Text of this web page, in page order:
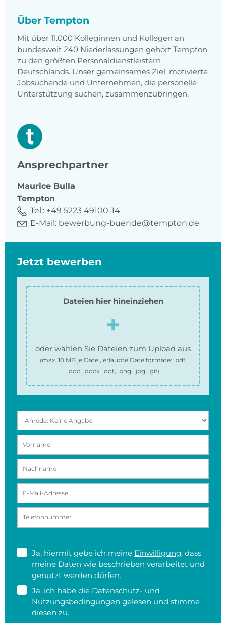
Über Tempton
Mit über 11.000 Kolleginnen und Kollegen an
bundesweit 240 Niederlassungen gehört Tempton
zu den größten Personaldienstleistern
Deutschlands. Unser gemeinsames Ziel: motivierte
Jobsuchende und Unternehmen, die personelle
Unterstützung suchen, zusammenzubringen.
Ansprechpartner
Maurice Bulla
Tempton
Tel.: +49 5223 49100-14
E-Mail: bewerbung-buende@tempton.de
Jetzt bewerben
Dateien hier hineinziehen
oder wählen Sie Dateien zum Upload aus
(max. 10 MBje Datei, erlaubte Dateiformate: .pdf,
.doc, .docx, .odt, .png, .jpg, .gif)
Ja, hiermit gebe ich meine Einwilligung, dass
meine Daten wie beschrieben verarbeitet und
genutzt werden dürfen.
Ja, ich habe die Datenschutz- und
Nutzungsbedingungen gelesen und stimme
diesen zu.